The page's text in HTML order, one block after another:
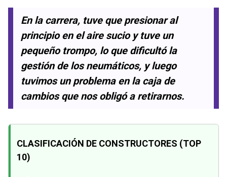
En la carrera, tuve que presionar al
principio en el aire sucio y tuve un
pequeño trompo, lo que dificultó la
gestión de los neumáticos, y luego
tuvimos un problema en la caja de
cambios que nos obligó a retirarnos.
CLASIFICACIÓN DE CONSTRUCTORES (TOP
10)